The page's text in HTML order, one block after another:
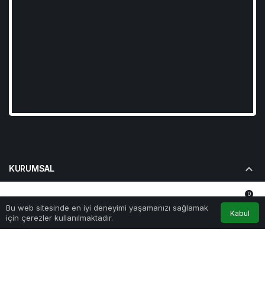
Bu web sitesinde en iyi deneyimi yaşamanızı sağlamak
için çerezler kullanılmaktadır.
Kabul
KURUMSAL
BAĞLANTILAR
POPÜLER SAYFALAR
Anasayfa Akış Hesabım Bildirimler
0